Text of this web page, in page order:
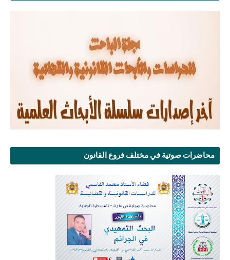
محاضرات صوتية في مختلف فروع القانون